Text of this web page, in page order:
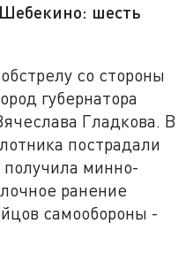
шесть
со стороны
губернатора
Гладкова. В
пострадали
минно-
ранение
самообороны -